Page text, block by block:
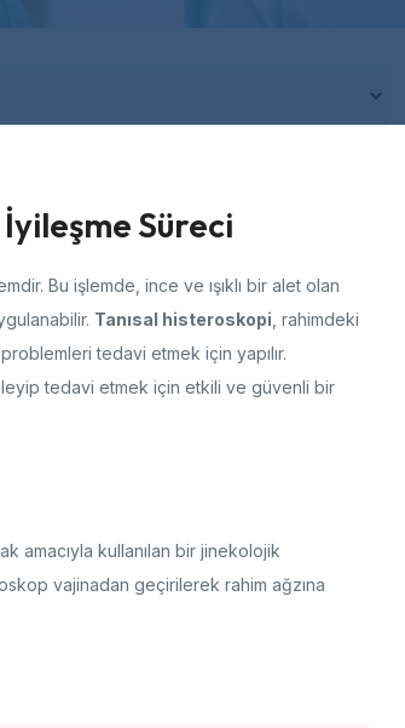
Süreci
Bu işlemde, ince ve ışıklı bir alet olan
Tanısal histeroskopi , rahimdeki
tedavi etmek için yapılır.
tedavi etmek için etkili ve güvenli bir
amacıyla kullanılan bir jinekolojik
vajinadan geçirilerek rahim ağzına